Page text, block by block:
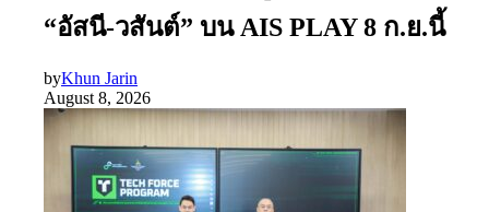
“อัสนี-วสันต์” บน AIS PLAY 8 ก.ย.นี้
byKhun Jarin
August 8, 2026